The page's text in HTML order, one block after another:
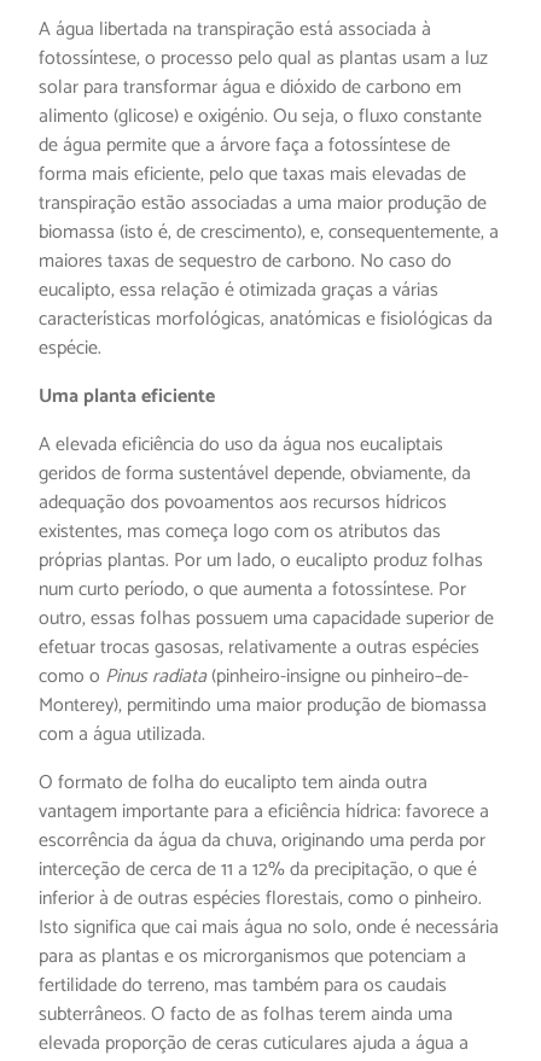
A água libertada na transpiração está associada à
fotossíntese, o processo pelo qual as plantas usam a luz
solar para transformar água e dióxido de carbono em
alimento (glicose) e oxigénio. Ou seja, o fluxo constante
de água permite que a árvore faça a fotossíntese de
forma mais eficiente, pelo que taxas mais elevadas de
transpiração estão associadas a uma maior produção de
biomassa (isto é, de crescimento), e, consequentemente, a
maiores taxas de sequestro de carbono. No caso do
eucalipto, essa relação é otimizada graças a várias
características morfológicas, anatómicas e fisiológicas da
espécie.
Uma planta eficiente
A elevada eficiência do uso da água nos eucaliptais
geridos de forma sustentável depende, obviamente, da
adequação dos povoamentos aos recursos hídricos
existentes, mas começa logo com os atributos das
próprias plantas. Por um lado, o eucalipto produz folhas
num curto período, o que aumenta a fotossíntese. Por
outro, essas folhas possuem uma capacidade superior de
efetuar trocas gasosas, relativamente a outras espécies
como o Pinus radiata(pinheiro-insigne ou pinheiro–de-
Monterey), permitindo uma maior produção de biomassa
com a água utilizada.
O formato de folha do eucalipto tem ainda outra
vantagem importante para a eficiência hídrica: favorece a
escorrência da água da chuva, originando uma perda por
interceção de cerca de 11 a 12% da precipitação, o que é
inferior à de outras espécies florestais, como o pinheiro.
Isto significa que cai mais água no solo, onde é necessária
para as plantas e os microrganismos que potenciam a
fertilidade do terreno, mas também para os caudais
subterrâneos. O facto de as folhas terem ainda uma
elevada proporção de ceras cuticulares ajuda a água a